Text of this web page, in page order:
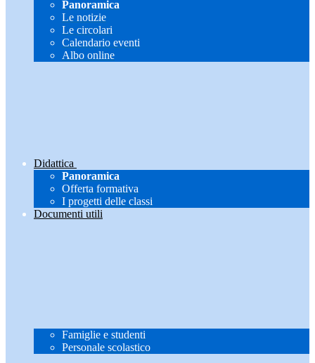
Panoramica
Le notizie
Le circolari
Calendario eventi
Albo online
Didattica
Panoramica
Offerta formativa
I progetti delle classi
Documenti utili
Famiglie e studenti
Personale scolastico